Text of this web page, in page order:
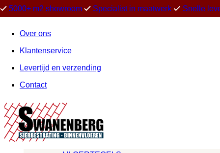
5000+ m2 showroom Specialist in maatwerk Snelle
Over ons
Klantenservice
Levertijd en verzending
Contact